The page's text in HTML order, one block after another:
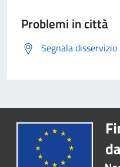
Problemi in città
Segnala disservizio